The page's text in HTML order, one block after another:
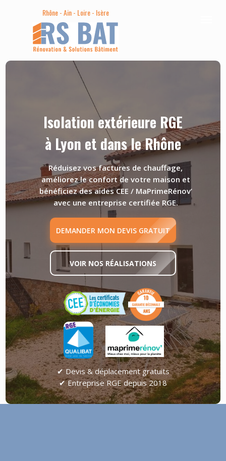
Rhône - Ain - Loire - Isère
Isolation extérieure RGE
à Lyon et dans le Rhône
✔ Devis & déplacement gratuits
✔ Entreprise RGE depuis 2018
Réduisez vos factures de chauffage,
améliorez le confort de votre maison et
bénéficiez des aides CEE / MaPrimeRénov’
avec une entreprise certifiée RGE.
VOIR NOS RÉALISATIONS
DEMANDER MON DEVIS GRATUIT